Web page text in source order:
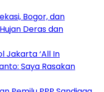
Bogor, dan
Deras dan
Jakarta ‘All In
Saya Rasakan